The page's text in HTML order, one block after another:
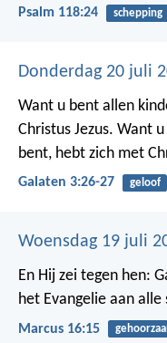
Psalm 118:24 schepping
Donderdag 20 juli
Want u bent allen
Christus Jezus. Want
bent, hebt zich met
Galaten 3:26-27 geloof
Woensdag 19 juli
En Hij zei tegen hen:
het Evangelie aan alle
Marcus 16:15